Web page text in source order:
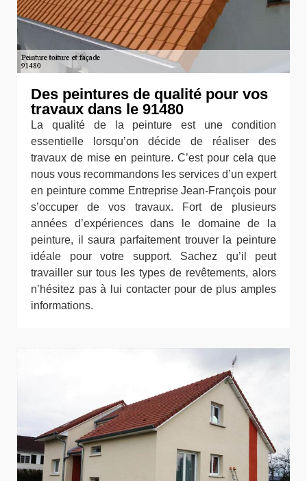
Des peintures de qualité pour vos
travaux dans le 91480
La qualité de la peinture est une condition
essentielle lorsqu’on décide de réaliser des
travaux de mise en peinture. C’est pour cela que
nous vous recommandons les services d’un expert
en peinture comme Entreprise Jean-François pour
s’occuper de vos travaux. Fort de plusieurs
années d’expériences dans le domaine de la
peinture, il saura parfaitement trouver la peinture
idéale pour votre support. Sachez qu’il peut
travailler sur tous les types de revêtements, alors
n’hésitez pas à lui contacter pour de plus amples
informations.